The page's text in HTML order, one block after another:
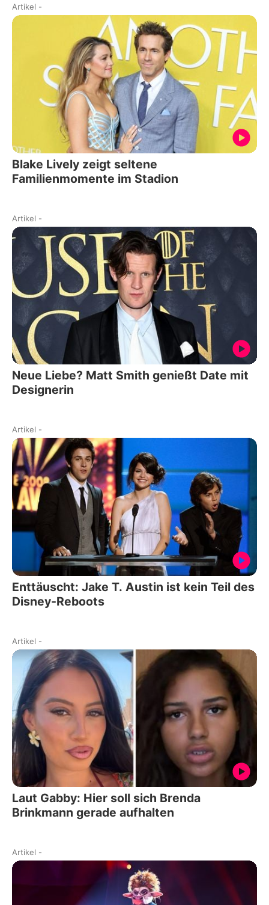
Artikel -
Blake Lively zeigt seltene
Familienmomente im Stadion
Artikel -
Neue Liebe? Matt Smith genießt Date mit
Designerin
Artikel -
Enttäuscht: Jake T. Austin ist kein Teil des
Disney-Reboots
Artikel -
Laut Gabby: Hier soll sich Brenda
Brinkmann gerade aufhalten
Artikel -